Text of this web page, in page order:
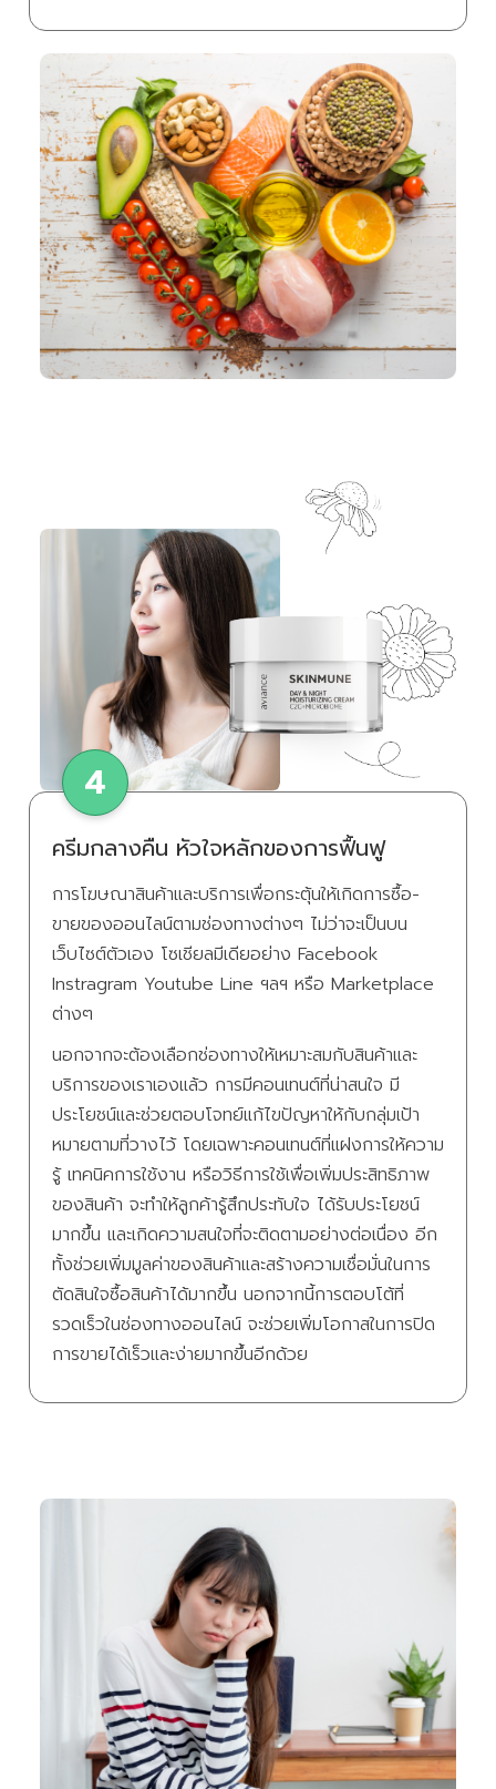
ครีมกลางคืน หัวใจหลักของการฟื้นฟู
การโฆษณาสินค้าและบริการเพื่อกระตุ้นให้เกิดการซื้อ-
ขายของออนไลน์ตามช่องทางต่างๆ ไม่ว่าจะเป็นบน
เว็บไซต์ตัวเอง โซเชียลมีเดียอย่าง Facebook
Instragram Youtube Line ฯลฯ หรือ Marketplace
ต่างๆ
นอกจากจะต้องเลือกช่องทางให้เหมาะสมกับสินค้าและ
บริการของเราเองแล้ว การมีคอนเทนต์ที่น่าสนใจ มี
ประโยชน์และช่วยตอบโจทย์แก้ไขปัญหาให้กับกลุ่มเป้า
หมายตามที่วางไว้ โดยเฉพาะคอนเทนต์ที่แฝงการให้ความ
รู้ เทคนิคการใช้งาน หรือวิธีการใช้เพื่อเพิ่มประสิทธิภาพ
ของสินค้า จะทำให้ลูกค้ารู้สึกประทับใจ ได้รับประโยชน์
มากขึ้น และเกิดความสนใจที่จะติดตามอย่างต่อเนื่อง อีก
ทั้งช่วยเพิ่มมูลค่าของสินค้าและสร้างความเชื่อมั่นในการ
ตัดสินใจซื้อสินค้าได้มากขึ้น นอกจากนี้การตอบโต้ที่
รวดเร็วในช่องทางออนไลน์ จะช่วยเพิ่มโอกาสในการปิด
การขายได้เร็วและง่ายมากขึ้นอีกด้วย